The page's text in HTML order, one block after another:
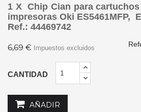
1 X Chip Cian para
impresoras Oki ES5461MFP,
Ref.: 44469742
6,69 € Impuestos excluidos
CANTIDAD
AÑADIR